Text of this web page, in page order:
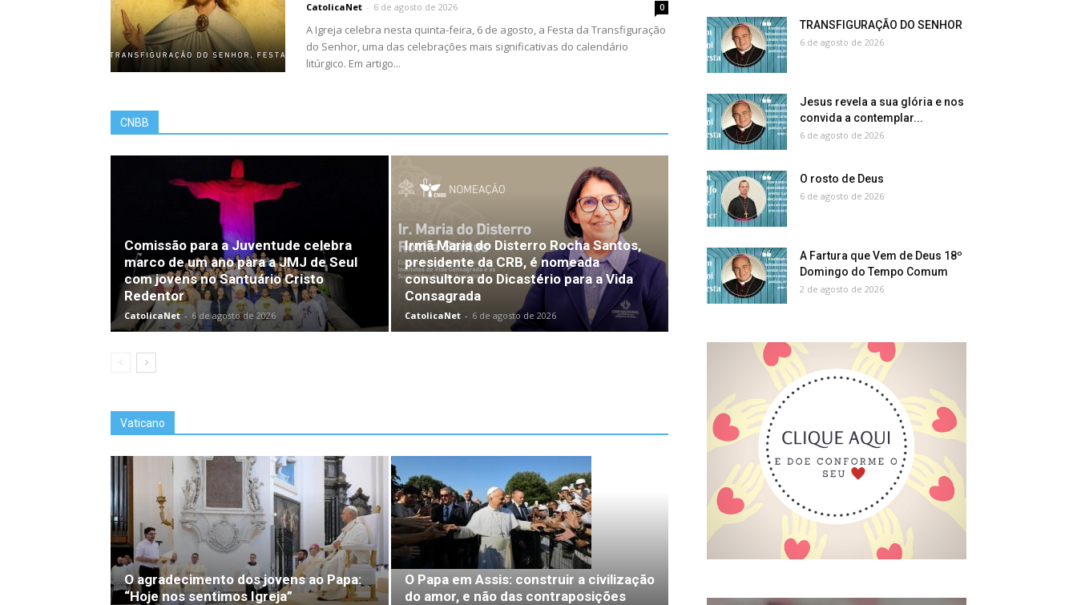
CatolicaNet - 6 de agosto de 2026 0
A Igreja celebra nesta quinta-feira, 6 de agosto, a Festa da Transfiguração
do Senhor, uma das celebrações mais significativas do calendário
litúrgico. Em artigo...
CNBB
Comissão para a Juventude celebra
marco de um ano para a JMJ de Seul
com jovens no Santuário Cristo
Redentor
CatolicaNet - 6 de agosto de 2026
Irmã Maria do Disterro Rocha Santos,
presidente da CRB, é nomeada
consultora do Dicastério para a Vida
Consagrada
CatolicaNet - 6 de agosto de 2026
Vaticano
O agradecimento dos jovens ao Papa:
“Hoje nos sentimos Igreja”
O Papa em Assis: construir a civilização
do amor, e não das contraposições
TRANSFIGURAÇÃO DO SENHOR
6 de agosto de 2026
Jesus revela a sua glória e nos
convida a contemplar...
6 de agosto de 2026
O rosto de Deus
6 de agosto de 2026
A Fartura que Vem de Deus 18º
Domingo do Tempo Comum
2 de agosto de 2026